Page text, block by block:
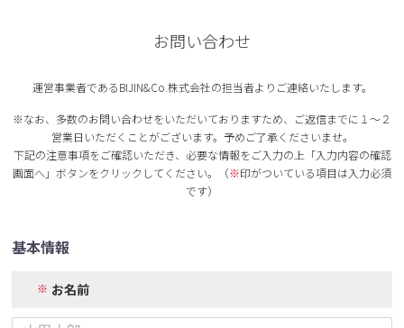
お問い合わせ
運営事業者であるBIJIN&Co.株式会社の担当者よりご連絡いたします。
※なお、多数のお問い合わせをいただいておりますため、ご返信までに１～２
営業日いただくことがございます。予めご了承くださいませ。
下記の注意事項をご確認いただき、必要な情報をご入力の上「入力内容の確認
画面へ」ボタンをクリックしてください。（※印がついている項目は入力必須
です）
基本情報
お名前